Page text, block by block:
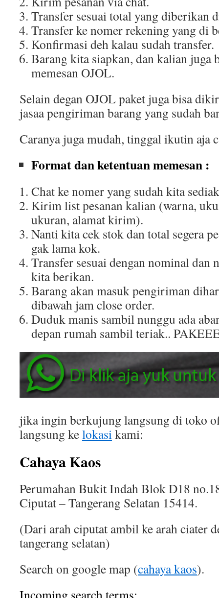
Transfer sesuai total yang diberikan
Transfer ke nomer rekening yang di
Konfirmasi deh kalau sudah transfer.
Barang kita siapkan, dan kalian juga
memesan OJOL.
Selain degan OJOL paket juga bisa
jasaa pengiriman barang yang sudah
Caranya juga mudah, tinggal ikutin aja
Format dan ketentuan memesan :
Chat ke nomer yang sudah kita
Kirim list pesanan kalian (warna,
ukuran, alamat kirim).
Nanti kita cek stok dan total segera
gak lama kok.
Transfer sesuai dengan nominal dan
kita berikan.
Barang akan masuk pengiriman
dibawah jam close order.
Duduk manis sambil nunggu ada
depan rumah sambil teriak..
jika ingin berkujung langsung di toko
langsung kelokasi kami:
Cahaya Kaos
Perumahan Bukit Indah Blok D18
Ciputat – Tangerang Selatan 15414.
(Dari arah ciputat ambil ke arah ciater
tangerang selatan)
Search on google map (cahaya kaos).
Incoming search terms: